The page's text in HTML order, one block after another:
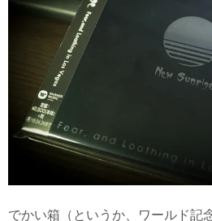
でかい箱（というか、ワールド記